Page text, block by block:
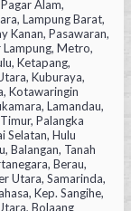
Alam,
Lampung Barat,
Kanan, Pasawaran,
Lampung, Metro,
Ketapang,
Kuburaya,
Kotawaringin
Lamandau,
Palangka
Selatan, Hulu
Balangan, Tanah
Berau,
Utara, Samarinda,
Kep. Sangihe,
Bolaang